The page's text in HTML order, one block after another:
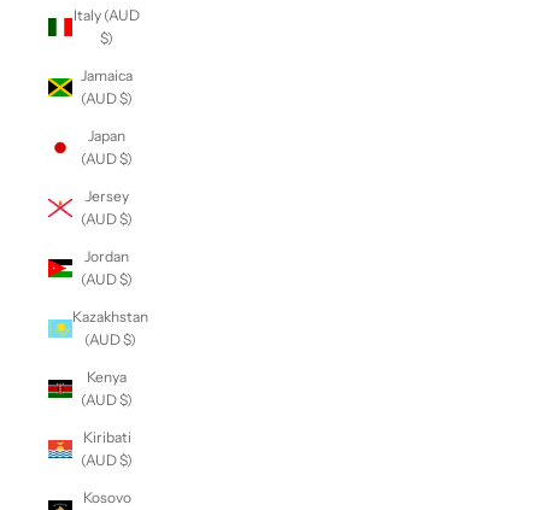
Italy (AUD
$)
Jamaica
(AUD $)
Japan
(AUD $)
Jersey
(AUD $)
Jordan
(AUD $)
Kazakhstan
(AUD $)
Kenya
(AUD $)
Kiribati
(AUD $)
Kosovo